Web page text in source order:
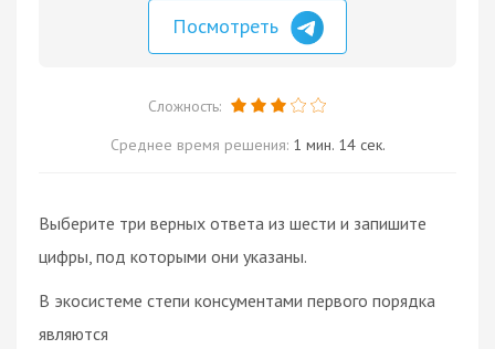
Посмотреть
Сложность:
Среднее время решения: 1 мин. 14 сек.
Выберите три верных ответа из шести и запишите
цифры, под которыми они указаны.
В экосистеме степи консументами первого порядка
являются